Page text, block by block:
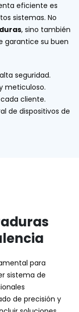
eficiente es
sistemas. No
, sino también
garantice su buen
seguridad.
meticuloso.
cliente.
de dispositivos de
para
sistema de
de precisión y